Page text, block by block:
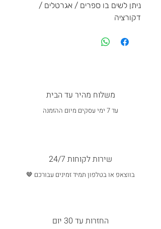
ניתן לשים בו ספרים / אגרטלים /
דקורציה
משלוח מהיר עד הבית
עד 7 ימי עסקים מיום ההזמנה
שירות לקוחות 24/7
בווצאפ או בטלפון תמיד זמינים עבורכם 🤎
החזרות עד 30 יום